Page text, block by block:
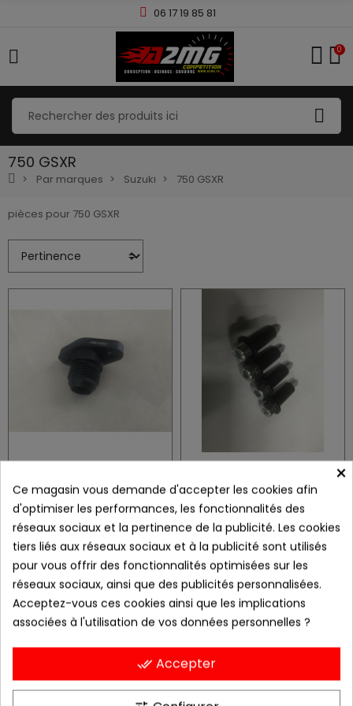
06 17 19 85 81
0
750 GSXR
Par marques Suzuki 750 GSXR
pièces pour 750 GSXR
39,60 €
kit visserie rampe d'injection Suzuki
36,00 €
Promo !
tole de cloisonnement carter d'huile 750 GSXR
×
Ce magasin vous demande d'accepter les cookies afin
d'optimiser les performances, les fonctionnalités des
réseaux sociaux et la pertinence de la publicité. Les cookies
tiers liés aux réseaux sociaux et à la publicité sont utilisés
pour vous offrir des fonctionnalités optimisées sur les
réseaux sociaux, ainsi que des publicités personnalisées.
Acceptez-vous ces cookies ainsi que les implications
associées à l'utilisation de vos données personnelles ?
done_all Accepter